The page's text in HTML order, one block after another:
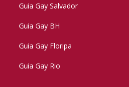
Guia Gay Salvador
Guia Gay BH
Guia Gay Floripa
Guia Gay Rio